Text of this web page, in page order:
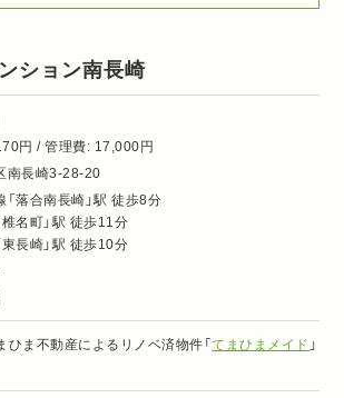
ション南長崎
円 / 管理費: 17,000円
南長崎3-28-20
落合南長崎」駅 徒歩8分
名町」駅 徒歩11分
長崎」駅 徒歩10分
ひま不動産によるリノベ済物件「てまひまメイド 」